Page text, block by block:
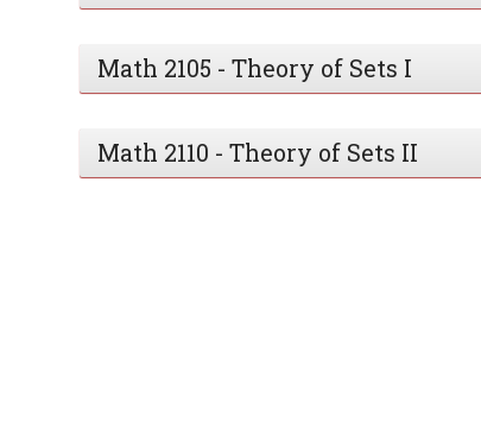
Math 2105 - Theory of Sets I
Math 2110 - Theory of Sets II